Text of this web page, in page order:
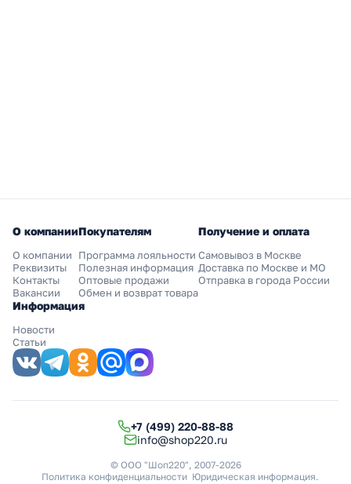
О компании
О компании
Реквизиты
Контакты
Вакансии
Покупателям
Программа лояльности
Полезная информация
Оптовые продажи
Обмен и возврат товара
Получение и оплата
Самовывоз в Москве
Доставка по Москве и МО
Отправка в города России
Информация
Новости
Статьи
+7 (499) 220-88-88
info@shop220.ru
© ООО "Шоп220", 2007-2026
Политика конфиденциальности Юридическая информация.